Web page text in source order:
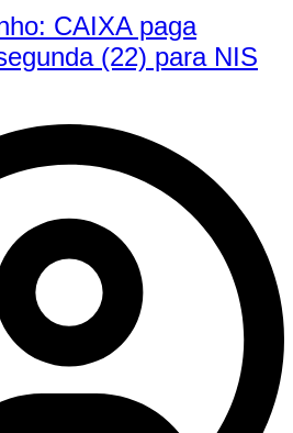
CAIXA paga
(22) para NIS